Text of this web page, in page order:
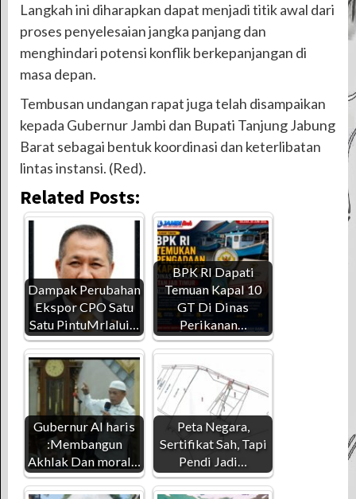
Langkah ini diharapkan dapat menjadi titik awal dari
proses penyelesaian jangka panjang dan
menghindari potensi konflik berkepanjangan di
masa depan.
Tembusan undangan rapat juga telah disampaikan
kepada Gubernur Jambi dan Bupati Tanjung Jabung
Barat sebagai bentuk koordinasi dan keterlibatan
lintas instansi. (Red).
Related Posts:
Dampak Perubahan
Ekspor CPO Satu
Satu PintuMrlalui…
BPK RI Dapati
Temuan Kapal 10
GT Di Dinas
Perikanan…
Gubernur Al haris
:Membangun
Akhlak Dan moral…
Peta Negara,
Sertifikat Sah, Tapi
Pendi Jadi…